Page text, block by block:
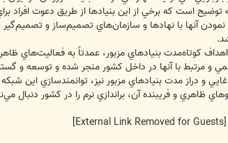
توضيح است كه برخي از اين بنيادها از طريق دعوت
نمودن آنها با نهادها و سازمان‌هاي تصميم‌ساز و
كوتاه‌مدت بنيادهاي مزبور، عمدتاً به فعاليت‌هاي
و مرتبط با آنها در داخل كشور منجر شده و توسعه و
و دراز مدت بنيادهاي مزبور نيز، توانمندسازي اين
ظاهري و فريبنده آن، براندازي نرم را در كشور دنبال
[External Link Removed for Guests]